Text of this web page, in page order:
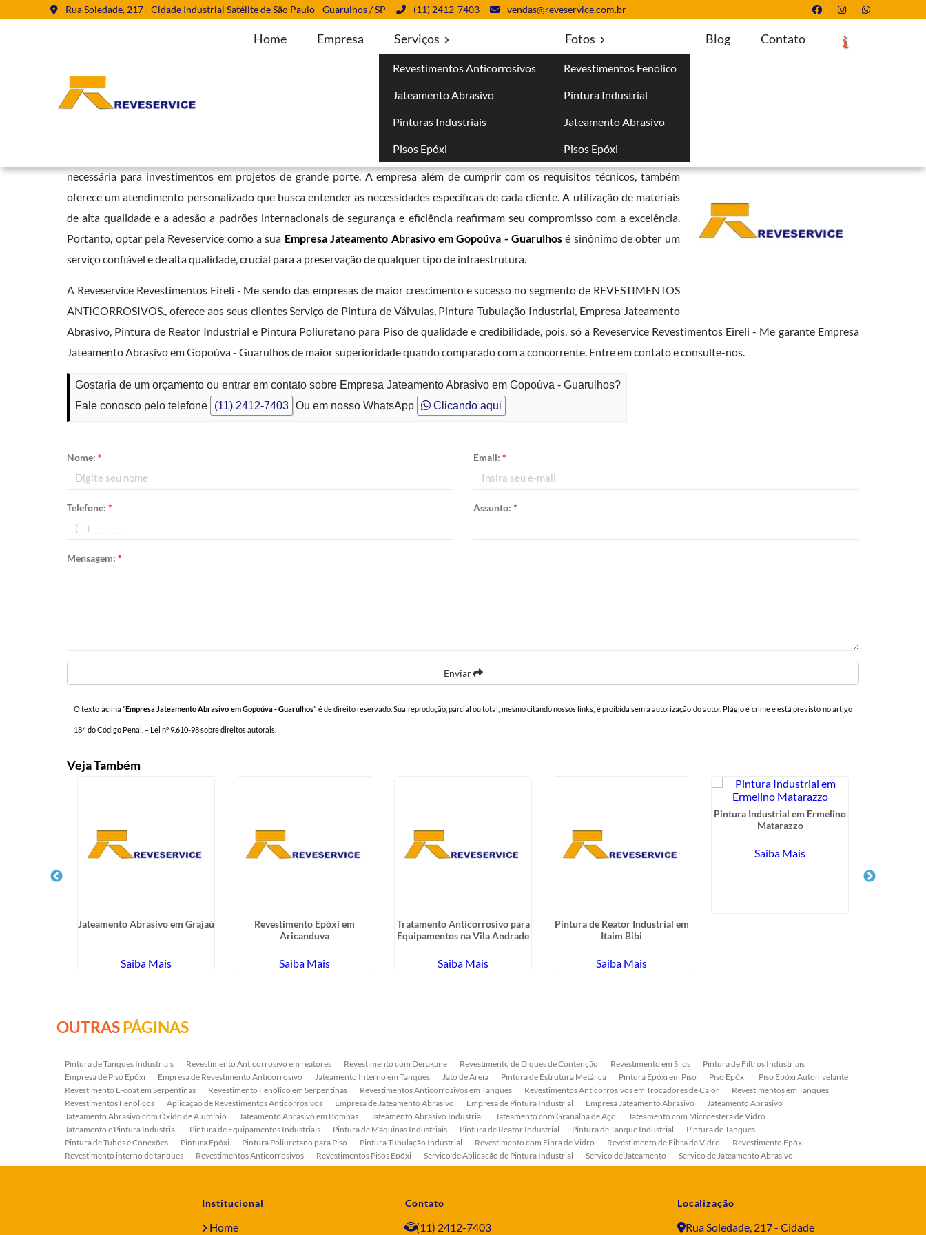
Rua Soledade, 217 - Cidade Industrial Satélite de São Paulo - Guarulhos / SP (11) 2412-7403 vendas@reveservice.com.br
Home Empresa Serviços
Revestimentos Anticorrosivos
Jateamento Abrasivo
Pinturas Industriais
Pisos Epóxi
Fotos
Revestimentos Fenólico
Pintura Industrial
Jateamento Abrasivo
Pisos Epóxi
Blog Contato
Empresa Jateamento Abrasivo em Gopoúva - Guarulhos Solicite um Orçamento
A reputação da Reveservice em serviços de revestimentos anticorrosivos e pintura industrial garante a seus clientes a confiança
necessária para investimentos em projetos de grande porte. A empresa além de cumprir com os requisitos técnicos, também
oferece um atendimento personalizado que busca entender as necessidades específicas de cada cliente. A utilização de materiais
de alta qualidade e a adesão a padrões internacionais de segurança e eficiência reafirmam seu compromisso com a excelência.
Portanto, optar pela Reveservice como a sua Empresa Jateamento Abrasivo em Gopoúva - Guarulhosé sinônimo de obter um
serviço confiável e de alta qualidade, crucial para a preservação de qualquer tipo de infraestrutura.
A Reveservice Revestimentos Eireli - Me sendo das empresas de maior crescimento e sucesso no segmento de REVESTIMENTOS
ANTICORROSIVOS., oferece aos seus clientes Serviço de Pintura de Válvulas, Pintura Tubulação Industrial, Empresa Jateamento
Abrasivo, Pintura de Reator Industrial e Pintura Poliuretano para Piso de qualidade e credibilidade, pois, só a Reveservice Revestimentos Eireli - Me garante Empresa
Jateamento Abrasivo em Gopoúva - Guarulhos de maior superioridade quando comparado com a concorrente. Entre em contato e consulte-nos.
Gostaria de um orçamento ou entrar em contato sobre Empresa Jateamento Abrasivo em Gopoúva - Guarulhos?
Fale conosco pelo telefone
(11) 2412-7403 Ou em nosso WhatsApp Clicando aqui
Nome:* Email: *
Telefone:* Assunto: *
Mensagem:*
Enviar
O texto acima "Empresa Jateamento Abrasivo em Gopoúva - Guarulhos" é de direito reservado. Sua reprodução, parcial ou total, mesmo citando nossos links, é proibida sem a autorização do autor. Plágio é crime e está previsto no artigo
184 do Código Penal. – Lei n° 9.610-98 sobre direitos autorais
Veja Também
Jateamento Abrasivo em Grajaú
Saiba Mais
Revestimento Epóxi em
Aricanduva
Saiba Mais
Tratamento Anticorrosivo para
Equipamentos na Vila Andrade
Saiba Mais
Pintura de Reator Industrial em
Itaim Bibi
Saiba Mais
Pintura Industrial em Ermelino
Matarazzo
Saiba Mais
OUTRASPÁGINAS
Pintura de Tanques Industriais Revestimento Anticorrosivo em reatores Revestimento com Derakane Revestimento de Diques de Contenção Revestimento em Silos
Pintura de Filtros Industriais
Empresa de Piso Epóxi
Empresa de Revestimento Anticorrosivo Jateamento Interno em Tanques Jato de Areia Pintura de Estrutura Metálica Pintura Epóxi em Piso Piso Epóxi
Piso Epóxi Autonivelante
Revestimento E-coat em Serpentinas
Revestimento Fenólico em Serpentinas Revestimentos Anticorrosivos em Tanques Revestimentos Anticorrosivos em Trocadores de Calor
Revestimentos em Tanques
Revestimentos Fenólicos
Aplicação de Revestimentos Anticorrosivos Empresa de Jateamento Abrasivo Empresa de Pintura Industrial Empresa Jateamento Abrasivo
Jateamento Abrasivo
Jateamento Abrasivo com Óxido de Aluminio
Jateamento Abrasivo em Bombas Jateamento Abrasivo Industrial Jateamento com Granalha de Aço
Jateamento com Microesfera de Vidro
Jateamento e Pintura Industrial
Pintura de Equipamentos Industriais Pintura de Máquinas Industriais Pintura de Reator Industrial Pintura de Tanque Industrial
Pintura de Tanques
Pintura de Tubos e Conexões
Pintura Epóxi Pintura Poliuretano para Piso Pintura Tubulação Industrial Revestimento com Fibra de Vidro Revestimento de Fibra de Vidro
Revestimento Epóxi
Revestimento interno de tanques
Revestimentos Anticorrosivos Revestimentos Pisos Epóxi Serviço de Aplicação de Pintura Industrial Serviço de Jateamento
Serviço de Jateamento Abrasivo
Serviço de Jateamento e Pintura
Serviço de Jateamento em Bombas Serviço de Pintura de Bombas Industriais Serviço de Pintura de Tanque Industrial
Serviço de Pintura de Válvulas
Institucional
Home
Contato
(11) 2412-7403
Localização
Rua Soledade, 217 - Cidade